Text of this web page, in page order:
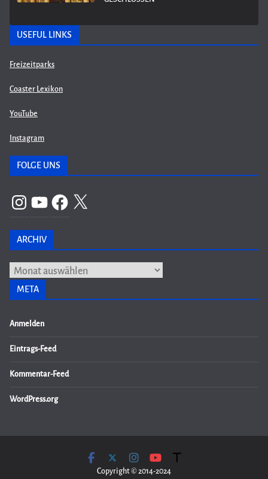
USEFUL LINKS
Freizeitparks
Coaster Lexikon
YouTube
Instagram
FOLGE UNS
InstagramYouTubeFacebook
X
ARCHIV
Archiv
META
Anmelden
Eintrags-Feed
Kommentar-Feed
WordPress.org
Copyright © 2014-2024